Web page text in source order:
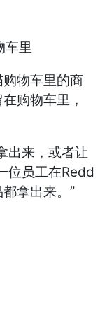
里
物车里的商
购物车里，
来，或者让
位员工在Redd
拿出来。”